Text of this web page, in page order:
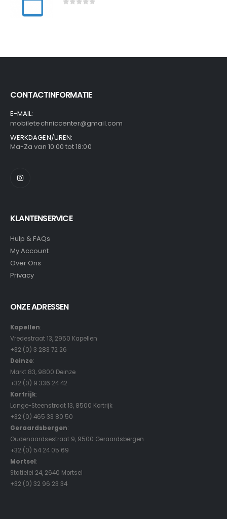
CONTACTINFORMATIE
E-MAIL:
mobiletechniccenter@gmail.com
WERKDAGEN/UREN:
Ma-Za van 10:00 tot 18:00
KLANTENSERVICE
Hulp & FAQs
My Account
Over Ons
Privacy
ONZE ADRESSEN
Kapellen:
Vredestraat 13, 2950 Kapellen
+32 (0) 3 283 72 26
Deinze:
Markt 83, 9800 Deinze
+32 (0) 9 336 24 42
Kortrijk:
Lange-Steenstraat 13, 8500 Kortrijk
+32 (0) 465 33 80 50
Geraardsbergen:
Oudenaardsestraat 9, 9500 Geraardsbergen
+32 (0) 54 24 05 69
Mortsel:
Statielei 24, 2640 Mortsel
+32 (0) 32 96 23 34